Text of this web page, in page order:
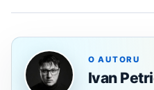
O AUTORU
Ivan